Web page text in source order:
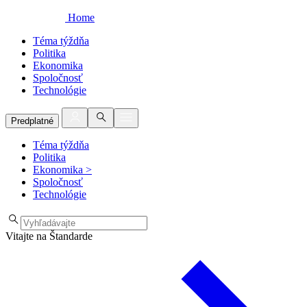
Home
Téma týždňa
Politika
Ekonomika
Spoločnosť
Technológie
Predplatné
Téma týždňa
Politika
Ekonomika >
Spoločnosť
Technológie
Vitajte na Štandarde